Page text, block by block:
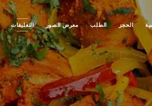
الحجز الطلب معرض الصور التعليقات